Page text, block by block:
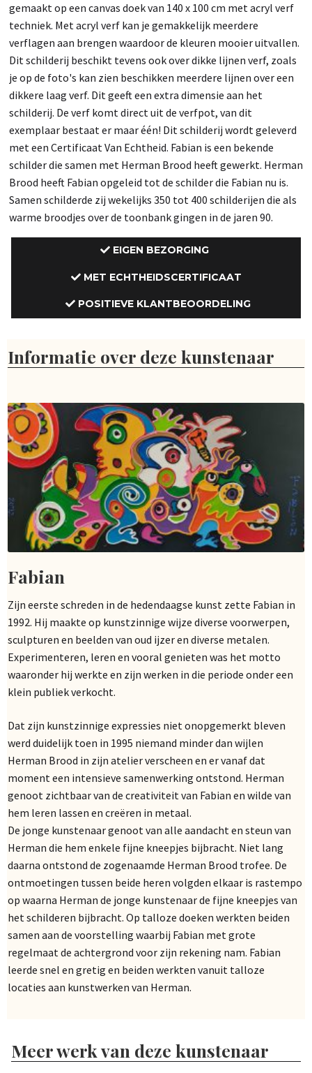
gemaakt op een canvas doek van 140 x 100 cm met acryl verf
techniek. Met acryl verf kan je gemakkelijk meerdere
verflagen aan brengen waardoor de kleuren mooier uitvallen.
Dit schilderij beschikt tevens ook over dikke lijnen verf, zoals
je op de foto's kan zien beschikken meerdere lijnen over een
dikkere laag verf. Dit geeft een extra dimensie aan het
schilderij. De verf komt direct uit de verfpot, van dit
exemplaar bestaat er maar één! Dit schilderij wordt geleverd
met een Certificaat Van Echtheid. Fabian is een bekende
schilder die samen met Herman Brood heeft gewerkt. Herman
Brood heeft Fabian opgeleid tot de schilder die Fabian nu is.
Samen schilderde zij wekelijks 350 tot 400 schilderijen die als
warme broodjes over de toonbank gingen in de jaren 90.
EIGEN BEZORGING
MET ECHTHEIDSCERTIFICAAT
POSITIEVE KLANTBEOORDELING
Informatie over deze kunstenaar
Fabian
Zijn eerste schreden in de hedendaagse kunst zette Fabian in
1992. Hij maakte op kunstzinnige wijze diverse voorwerpen,
sculpturen en beelden van oud ijzer en diverse metalen.
Experimenteren, leren en vooral genieten was het motto
waaronder hij werkte en zijn werken in die periode onder een
klein publiek verkocht.
Dat zijn kunstzinnige expressies niet onopgemerkt bleven
werd duidelijk toen in 1995 niemand minder dan wijlen
Herman Brood in zijn atelier verscheen en er vanaf dat
moment een intensieve samenwerking ontstond. Herman
genoot zichtbaar van de creativiteit van Fabian en wilde van
hem leren lassen en creëren in metaal.
De jonge kunstenaar genoot van alle aandacht en steun van
Herman die hem enkele fijne kneepjes bijbracht. Niet lang
daarna ontstond de zogenaamde Herman Brood trofee. De
ontmoetingen tussen beide heren volgden elkaar is rastempo
op waarna Herman de jonge kunstenaar de fijne kneepjes van
het schilderen bijbracht. Op talloze doeken werkten beiden
samen aan de voorstelling waarbij Fabian met grote
regelmaat de achtergrond voor zijn rekening nam. Fabian
leerde snel en gretig en beiden werkten vanuit talloze
locaties aan kunstwerken van Herman.
Meer werk van deze kunstenaar